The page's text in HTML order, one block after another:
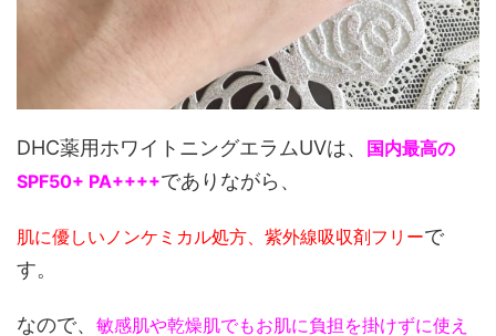
DHC薬用ホワイトニングエラムUVは、
国内最高の
SPF50+ PA++++でありながら、
肌に優しいノンケミカル処方、紫外線吸収剤フリーで
す。
なので、 敏感肌や乾燥肌でもお肌に負担を掛けずに使え